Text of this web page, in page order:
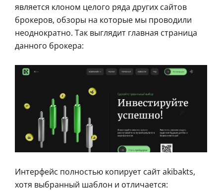
является клоном целого ряда других сайтов
брокеров, обзоры на которые мы проводили
неоднократно. Так выглядит главная страница
данного брокера:
Интерфейс полностью копирует сайт akibakts,
хотя выбранный шаблон и отличается: